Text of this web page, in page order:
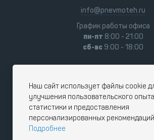
info@pnevmoteh.ru
График работы офиса
пн-пт 8:00 - 21:00
сб-вс 9:00 - 18:00
Наш сайт использует файлы cookie
улучшения пользовательского
статистики и предоставления
персонализированных
Подробнее